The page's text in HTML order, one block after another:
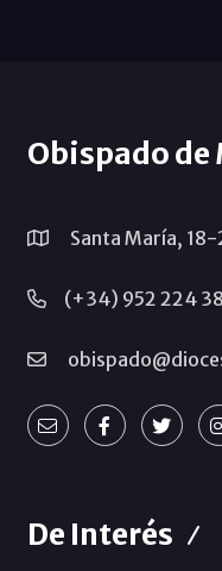
Obispado de
Santa María,
(+34) 952 224
De Interés